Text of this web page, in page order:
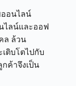
อนไลน์
ไลน์และออฟ
ล ล้วน
ติบโตไปกับ
ค้าจึงเป็น